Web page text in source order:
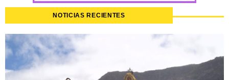
NOTICIAS RECIENTES